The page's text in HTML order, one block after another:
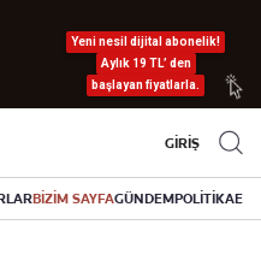
Yeni nesil dijital abonelik!
Aylık 19 TL’ den
başlayan fiyatlarla.
GİRİŞ
BİZİM SAYFAGÜNDEMPOLİTİKA